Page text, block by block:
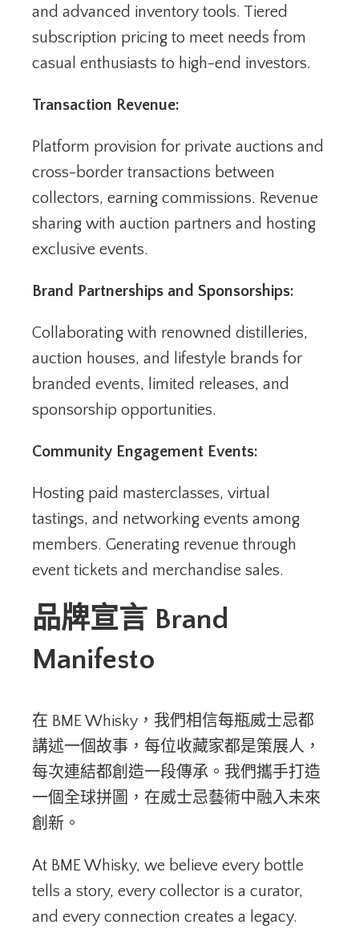
and advanced inventory tools. Tiered
subscription pricing to meet needs from
casual enthusiasts to high-end investors.
Transaction Revenue:
Platform provision for private auctions and
cross-border transactions between
collectors, earning commissions. Revenue
sharing with auction partners and hosting
exclusive events.
Brand Partnerships and Sponsorships:
Collaborating with renowned distilleries,
auction houses, and lifestyle brands for
branded events, limited releases, and
sponsorship opportunities.
Community Engagement Events:
Hosting paid masterclasses, virtual
tastings, and networking events among
members. Generating revenue through
event tickets and merchandise sales.
品牌宣言 Brand
Manifesto
在 BME Whisky，我們相信每瓶威士忌都
講述一個故事，每位收藏家都是策展人，
每次連結都創造一段傳承。我們攜手打造
一個全球拼圖，在威士忌藝術中融入未來
創新。
At BME Whisky, we believe every bottle
tells a story, every collector is a curator,
and every connection creates a legacy.